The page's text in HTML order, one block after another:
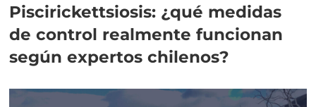
Piscirickettsiosis: ¿qué medidas
de control realmente funcionan
según expertos chilenos?